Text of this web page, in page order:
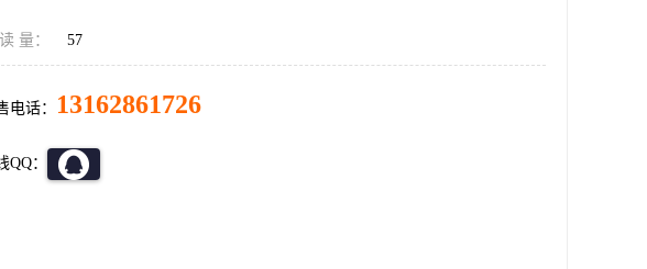
量： 57
电话： 13162861726
QQ：